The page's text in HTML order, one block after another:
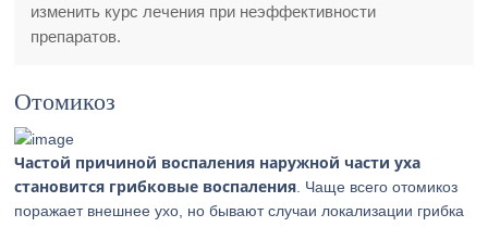
изменить курс лечения при неэффективности
препаратов.
Отомикоз
Частой причиной воспаления наружной части уха
становится грибковые воспаления . Чаще всего отомикоз
поражает внешнее ухо, но бывают случаи локализации грибка